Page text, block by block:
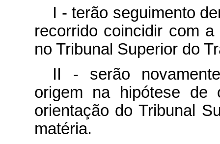
I - terão seguimento
recorrido coincidir com
no Tribunal Superior do
II - serão
origem na hipótese de
orientação do Tribunal
matéria.